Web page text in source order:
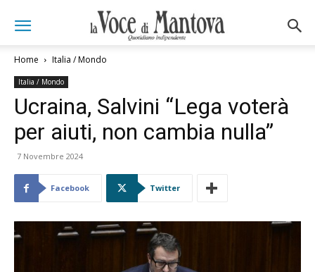
Home Italia / Mondo
Italia / Mondo
Ucraina, Salvini “Lega voterà
per aiuti, non cambia nulla”
7 Novembre 2024
Facebook Twitter